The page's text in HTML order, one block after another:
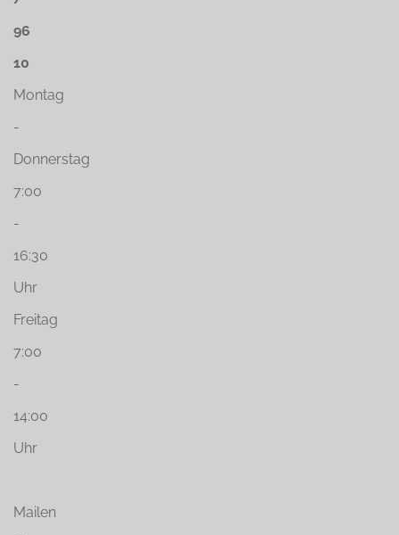
96
10
Montag
-
Donnerstag
7:00
-
16:30
Uhr
Freitag
7:00
-
14:00
Uhr
Mailen